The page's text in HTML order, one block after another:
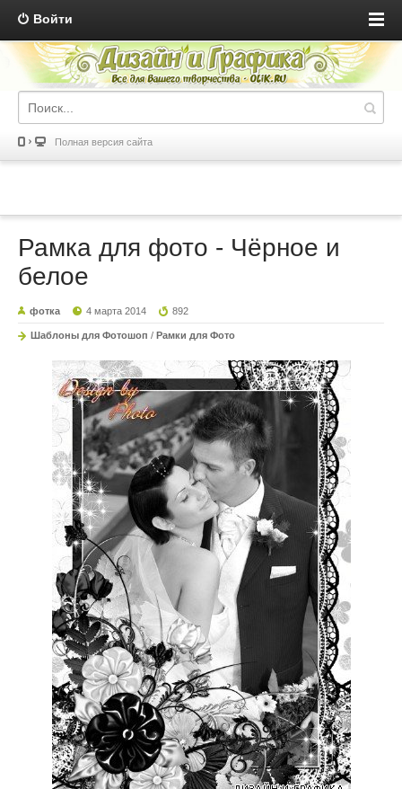
Войти
Полная версия сайта
Рамка для фото - Чёрное и
белое
фотка 4 марта 2014 892
Шаблоны для Фотошоп / Рамки для Фото